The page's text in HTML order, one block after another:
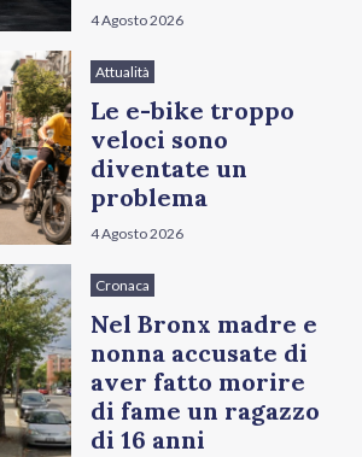
4 Agosto 2026
Attualità
Le e-bike troppo
veloci sono
diventate un
problema
4 Agosto 2026
Cronaca
Nel Bronx madre e
nonna accusate di
aver fatto morire
di fame un ragazzo
di 16 anni